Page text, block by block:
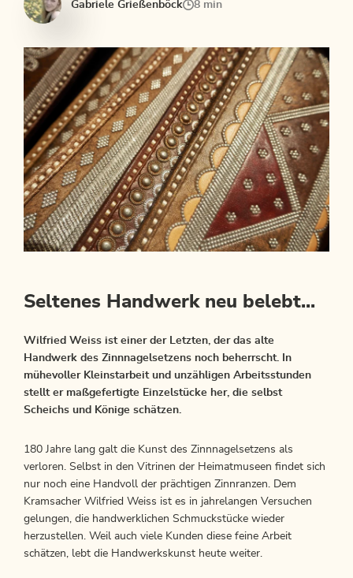
Gabriele Grießenböck 8 min
Seltenes Handwerk neu belebt...
Wilfried Weiss ist einer der Letzten, der das alte
Handwerk des Zinnnagelsetzens noch beherrscht. In
mühevoller Kleinstarbeit und unzähligen Arbeitsstunden
stellt er maßgefertigte Einzelstücke her, die selbst
Scheichs und Könige schätzen.
180 Jahre lang galt die Kunst des Zinnnagelsetzens als
verloren. Selbst in den Vitrinen der Heimatmuseen findet sich
nur noch eine Handvoll der prächtigen Zinnranzen. Dem
Kramsacher Wilfried Weiss ist es in jahrelangen Versuchen
gelungen, die handwerklichen Schmuckstücke wieder
herzustellen. Weil auch viele Kunden diese feine Arbeit
schätzen, lebt die Handwerkskunst heute weiter.